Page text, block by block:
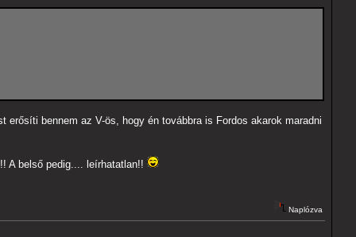
bennem az V-ös, hogy én továbbra is Fordos akarok maradni
A belső pedig.... leírhatatlan!!
Naplózva